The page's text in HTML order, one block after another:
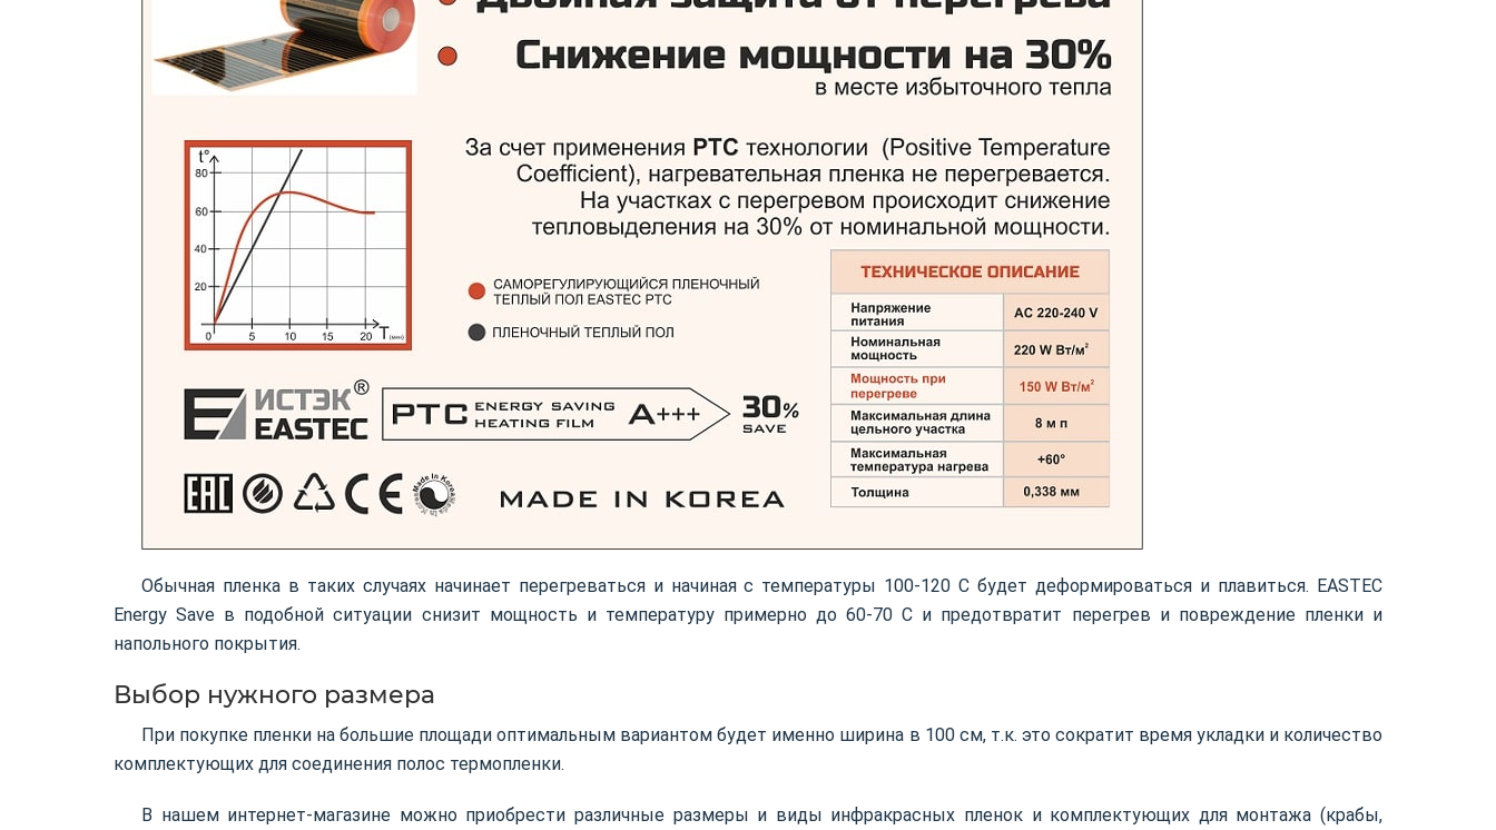
Обычная пленка в таких случаях начинает перегреваться и начиная с температуры 100-120 C будет деформироваться и плавиться. EASTEC
Energy Save в подобной ситуации снизит мощность и температуру примерно до 60-70 C и предотвратит перегрев и повреждение пленки и
напольного покрытия.
Выбор нужного размера
При покупке пленки на большие площади оптимальным вариантом будет именно ширина в 100 см, т.к. это сократит время укладки и количество
комплектующих для соединения полос термопленки.
В нашем интернет-магазине можно приобрести различные размеры и виды инфракрасных пленок и комплектующих для монтажа (крабы,